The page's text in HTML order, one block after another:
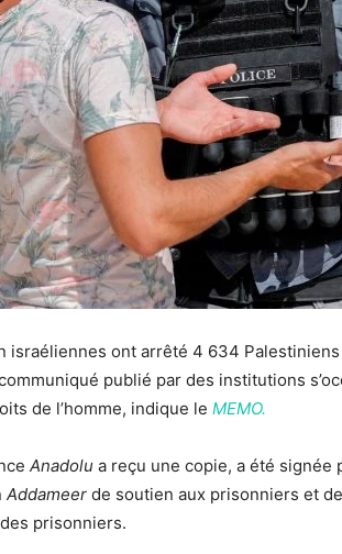
israéliennes ont arrêté 4 634
publié par des institutions
de l’homme, indique le MEMO.
Anadolu a reçu une copie, a été signée
Addameer de soutien aux prisonniers et
prisonniers.